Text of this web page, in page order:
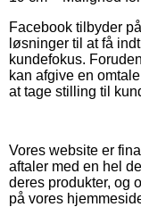
Facebook tilbyder
løsninger til at få
kundefokus.
kan afgive en
at tage stilling til
Vores website er
aftaler med en hel
deres produkter, og
på vores